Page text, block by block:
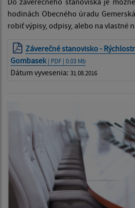
hodinách Obecného úradu
robiť výpisy, odpisy, alebo na vlastné
Záverečné stanovisko -
Gombasek | PDF | 0.03 Mb
Dátum vyvesenia: 31.08.2016